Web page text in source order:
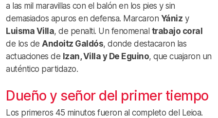
a las mil maravillas con el balón en los pies y sin
demasiados apuros en defensa. Marcaron Yániz y
Luisma Villa, de penalti. Un fenomenal trabajo coral
de los de Andoitz Galdós, donde destacaron las
actuaciones de Izan, Villa y De Eguino, que cuajaron un
auténtico partidazo.
Dueño y señor del primer tiempo
Los primeros 45 minutos fueron al completo del Leioa.